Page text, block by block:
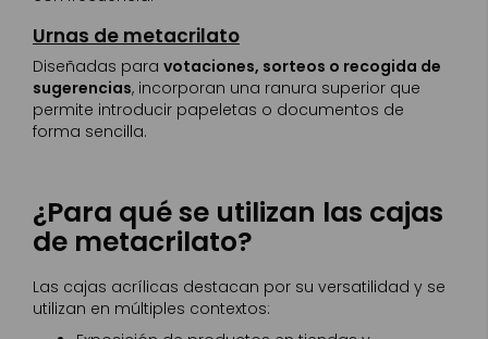
Urnas de metacrilato
Diseñadas para votaciones, sorteos o recogida de
sugerencias, incorporan una ranura superior que
permite introducir papeletas o documentos de
forma sencilla.
¿Para qué se utilizan las cajas
de metacrilato?
Las cajas acrílicas destacan por su versatilidad y se
utilizan en múltiples contextos: